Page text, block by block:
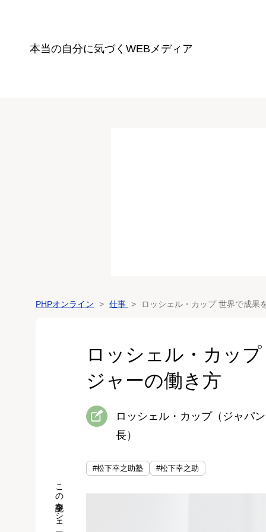
本当の自分に気づく WEBメディア
PHPオンライン 仕事 ロッシェル・カップ 世界で成果
ロッシェル・カッ
ジャーの働き方
ロッシェル・カップ（ジャパ
長）
#松下幸之助塾 #松下幸之助
この記事をシェア